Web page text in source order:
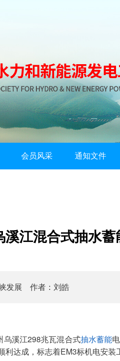
会员风采 通知文件
溪江混合式抽水
发展 作者：刘皓
溪江298兆瓦混合式抽水蓄能
达成，标志着EM3标机电安